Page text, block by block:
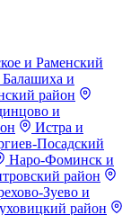
и Раменский
Балашиха и
район
и
Истра и
Посадский
Наро-Фоминск и
район
Зуево и
район